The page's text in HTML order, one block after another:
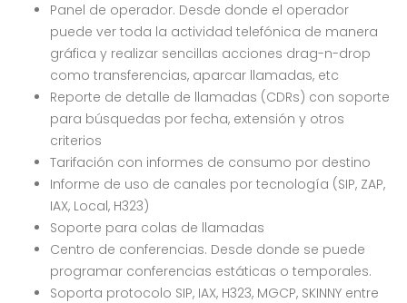
Panel de operador. Desde donde el operador
puede ver toda la actividad telefónica de manera
gráfica y realizar sencillas acciones drag-n-drop
como transferencias, aparcar llamadas, etc
Reporte de detalle de llamadas (CDRs) con soporte
para búsquedas por fecha, extensión y otros
criterios
Tarifación con informes de consumo por destino
Informe de uso de canales por tecnología (SIP, ZAP,
IAX, Local, H323)
Soporte para colas de llamadas
Centro de conferencias. Desde donde se puede
programar conferencias estáticas o temporales.
Soporta protocolo SIP, IAX, H323, MGCP, SKINNY entre